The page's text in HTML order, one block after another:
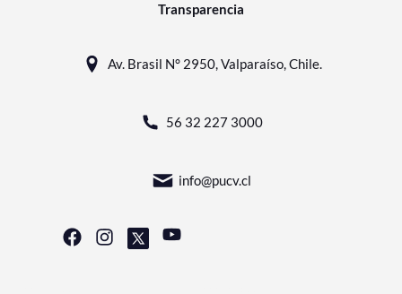
Transparencia
Av. Brasil N° 2950, Valparaíso, Chile.
56 32 227 3000
info@pucv.cl